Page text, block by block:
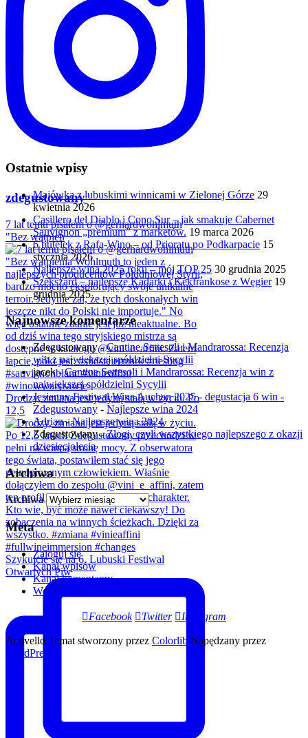
zdegustowany
7 lat temu pisałem o @gerhardwohlmuth
"Bez wątpien
Drodzy, zmiana jest jedyną stałą w życiu. Po
12,5
Szykujcie się na 6. Lubuski Festiwal
Otwartych Piw
Ostatnie wpisy
Majówka z lubuskimi winnicami w Zielonej Górze 29
kwietnia 2026
Casillero del Diablo i Cono Sur – jak smakuje Cabernet
Sauvignon „premium” z marketów. 19 marca 2026
6 butelek z Rafa-Wino – od Prioratu po Podkarpacie 15
stycznia 2026
Najlepsze wina 2025 roku – mój TOP 25 30 grudnia 2025
Szekszárd – najlepsze Kadarki i Kékfrankose z Węgier 19
grudnia 2025
Najnowsze komentarze
Zdegustowany-Cantine Settesoli i Mandrarossa: Recenzja
win z największej spółdzielni Sycylii
jacek-Cantine Settesoli i Mandrarossa: Recenzja win z
największej spółdzielni Sycylii
Jesienny Festiwal Wina Auchan 2025 - degustacja 6 win -
Zdegustowany - Najlepsze wina 2024
Adrian-Najlepsze wina 2024
Zdegustowany-Złogi, czyli wszystkiego najlepszego z okazji
dziesięciolecia
Archiwa
Archiwa
Meta
Zaloguj się
Kanał wpisów
Kanał komentarzy
WordPress.org
Facebook Twitter Instagram
Activello Temat stworzony przez Colorlib Napędzany przez
WordPress